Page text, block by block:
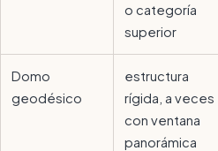
o categoría
superior
Domo
geodésico
estructura
rígida, a veces
con ventana
panorámica